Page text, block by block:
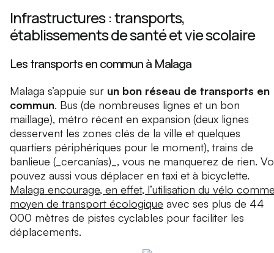
Infrastructures : transports,
établissements de santé et vie scolaire
Les transports en commun à Malaga
Malaga s’appuie sur un bon réseau de transports en
commun. Bus (de nombreuses lignes et un bon
maillage), métro récent en expansion (deux lignes
desservent les zones clés de la ville et quelques
quartiers périphériques pour le moment), trains de
banlieue (_cercanías)_, vous ne manquerez de rien.
pouvez aussi vous déplacer en taxi et à bicyclette.
Malaga encourage, en effet, l’utilisation du vélo
moyen de transport écologique avec ses plus de 44
000 mètres de pistes cyclables pour faciliter les
déplacements.